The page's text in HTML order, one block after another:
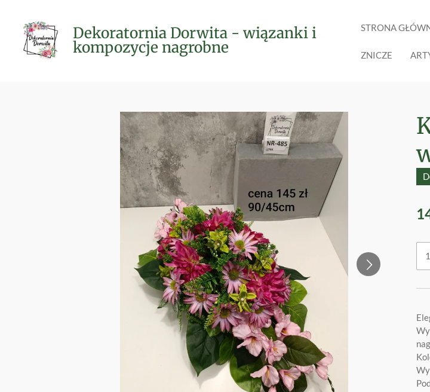
głównej
treści
Dekoratornia Dorwita - wiązanki i
kompozycje nagrobne
STRONA
ZNICZE